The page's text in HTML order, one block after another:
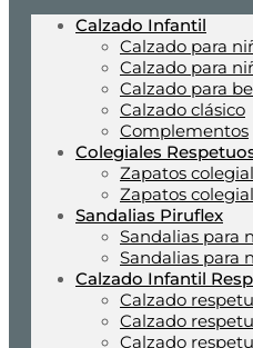
Calzado Infantil
Calzado para
Calzado para
Calzado para
Calzado clásico
Complementos
Colegiales
Zapatos
Zapatos
Sandalias Piruflex
Sandalias para
Sandalias para
Calzado Infantil
Calzado
Calzado
Calzado